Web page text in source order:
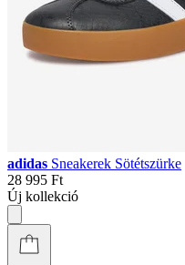
adidas Sneakerek Sötétszürke
28 995 Ft
Új kollekció